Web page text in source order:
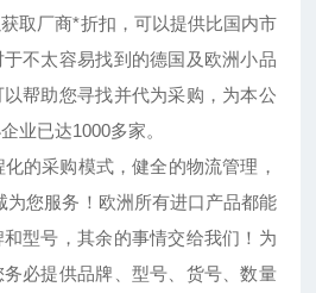
取厂商*折扣，可以提供比国内市
不太容易找到的德国及欧洲小品
帮助您寻找并代为采购，为本公
业已达1000多家。
的采购模式，健全的物流管理，
为您服务！欧洲所有进口产品都能
型号，其余的事情交给我们！为
必提供品牌、型号、货号、数量